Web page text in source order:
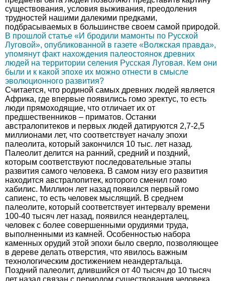
существования, условия выживания, преодоления
трудностей нашими далекими предками,
подбрасываемых в большинстве своем самой природой.
В прошлой статье «И бродили мамонты по Русской
Луговой», опубликованной в газете «Волжская правда»,
упомянут факт нахождения палеостоянок древних
людей на территории селения Русская Луговая. Кем они
были и к какой эпохе их можно отнести в смысле
эволюционного развития?
Считается, что родиной самых древних людей является
Африка, где впервые появились гомо эректус, то есть
люди прямоходящие, что отличает их от
предшественников – приматов. Останки
австралопитеков и первых людей датируются 2,7-2,5
миллионами лет, что соответствует началу эпохи
палеолита, который закончился 10 тыс. лет назад.
Палеолит делится на ранний, средний и поздний,
которым соответствуют последовательные этапы
развития самого человека. В самом низу его развития
находится австралопитек, которого сменил гомо
хабилис. Миллион лет назад появился первый гомо
сапиенс, то есть человек мыслящий. В среднем
палеолите, который соответствует интервалу времени
100-40 тысяч лет назад, появился неандерталец,
человек с более совершенными орудиями труда,
выполненными из камней. Особенностью набора
каменных орудий этой эпохи было сверло, позволяющее
в дереве делать отверстия, что явилось важным
технологическим достижением неандертальца.
Поздний палеолит, длившийся от 40 тысяч до 10 тысяч
лет назад связан с периодом существования человека,